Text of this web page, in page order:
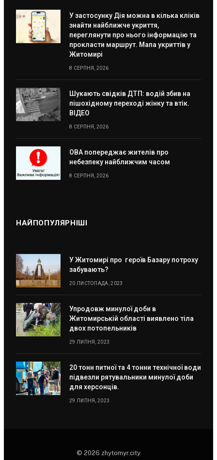
У застосунку Дія можна в кілька кліків
знайти найближче укриття,
переглянути про нього інформацію та
прокласти маршрут. Мапа укриттів у
Житомирі
8 СЕРПНЯ, 2026
Шукають свідків ДТП: водій збив на
пішохідному переході жінку та втік.
ВІДЕО
8 СЕРПНЯ, 2026
ОВА попереджає жителів про
небезпеку найближчим часом
8 СЕРПНЯ, 2026
НАЙПОПУЛЯРНІШІ
У Житомирі про героїв Базару потроху
забувають?
20 ЛИСТОПАДА, 2023
Упродовж минулої доби в
Житомирській області виявлено тіла
двох потопельників
29 ЛИПНЯ, 2023
20 тонн питної та 4 тонни технічної води
підвезли рятувальники минулої доби
для херсонців.
29 ЛИПНЯ, 2023
© 2026 zhytomyr.city